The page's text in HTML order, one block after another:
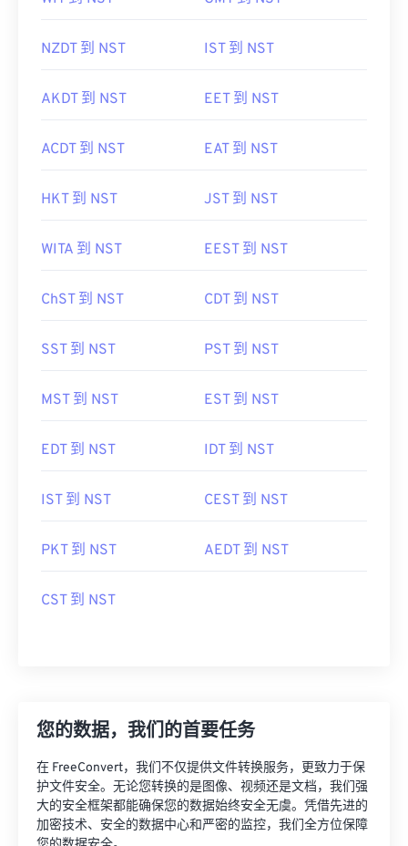
NZDT 到 NST IST 到 NST
AKDT 到 NST EET 到 NST
ACDT 到 NST EAT 到 NST
HKT 到 NST JST 到 NST
WITA 到 NST EEST 到 NST
ChST 到 NST CDT 到 NST
SST 到 NST PST 到 NST
MST 到 NST EST 到 NST
EDT 到 NST IDT 到 NST
IST 到 NST CEST 到 NST
PKT 到 NST AEDT 到 NST
CST 到 NST
您的数据，我们的首要任务
在 FreeConvert，我们不仅提供文件转换服务，更致力于保
护文件安全。无论您转换的是图像、视频还是文档，我们强
大的安全框架都能确保您的数据始终安全无虞。凭借先进的
加密技术、安全的数据中心和严密的监控，我们全方位保障